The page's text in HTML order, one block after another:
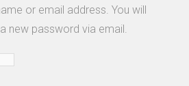
or email address. You will
new password via email.